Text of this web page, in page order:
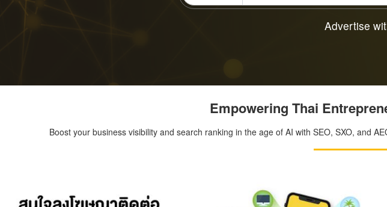
Advertise
Empowering Thai
Boost your business visibility and search ranking in the age of AI with SEO, SXO, and